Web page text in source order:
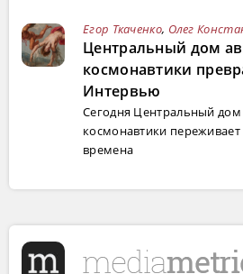
Егор Ткаченко, Олег
Центральный дом
космонавтики
Интервью
Сегодня Центральный
космонавтики
времена